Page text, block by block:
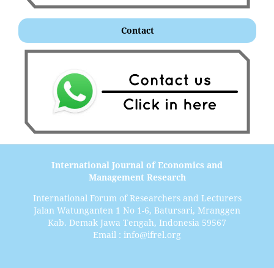
Contact
International Journal of Economics and
Management Research
International Forum of Researchers and Lecturers
Jalan Watunganten 1 No 1-6, Batursari, Mranggen
Kab. Demak Jawa Tengah, Indonesia 59567
Email : info@ifrel.org